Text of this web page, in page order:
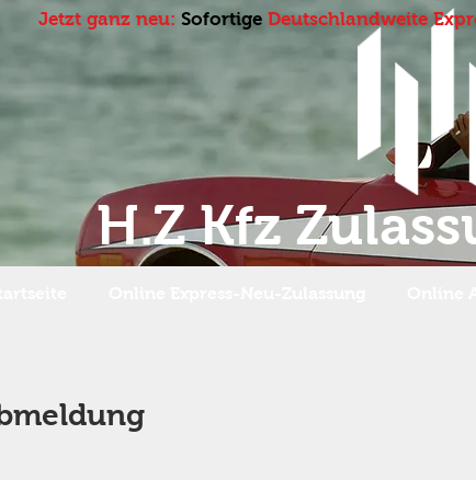
Jetzt ganz neu: Sofortige Deutschlandweite
H.Z Kfz